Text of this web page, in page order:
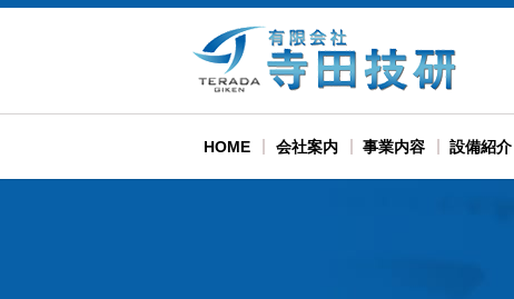
HOME 会社案内 事業内容 設備紹介